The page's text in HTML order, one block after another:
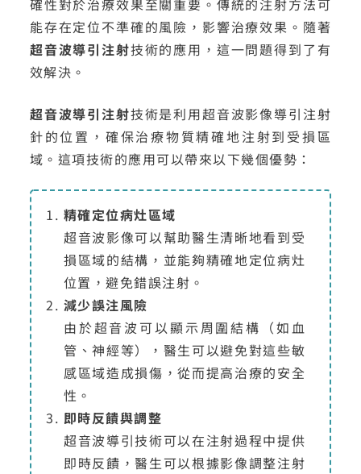
能存在定位不準確的風險，影響治療效果。隨著
超音波導引注射技術的應用，這一問題得到了有
效解決。
超音波導引注射技術是利用超音波影像導引注射
針的位置，確保治療物質精確地注射到受損區
域。這項技術的應用可以帶來以下幾個優勢：
精確定位病灶區域
超音波影像可以幫助醫生清晰地看到受
損區域的結構，並能夠精確地定位病灶
位置，避免錯誤注射。
減少誤注風險
由於超音波可以顯示周圍結構（如血
管、神經等），醫生可以避免對這些敏
感區域造成損傷，從而提高治療的安全
性。
即時反饋與調整
超音波導引技術可以在注射過程中提供
即時反饋，醫生可以根據影像調整注射